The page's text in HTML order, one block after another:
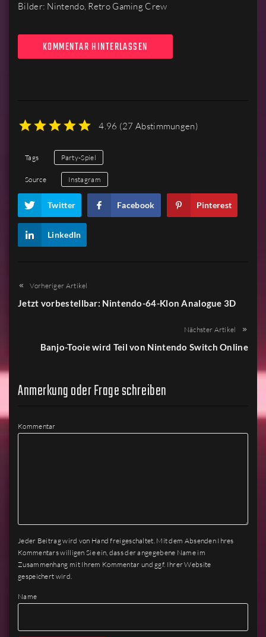
Bilder: Nintendo, Retro Gaming Crew
KOMMENTAR HINTERLASSEN
4.96 (27 Abstimmungen)
Tags Party-Spiel
Source Instagram
Twitter Facebook Pinterest
LinkedIn
Vorheriger Artikel
Jetzt vorbestellbar: Nintendo-64-Klon Analogue 3D
Nächster Artikel
Banjo-Tooie wird Teil von Nintendo Switch Online
Anmerkung oder Frage schreiben
Kommentar
Jeder Beitrag wird von Hand freigeschaltet. Mit dem Absenden Ihres
Kommentars willigen Sie ein, dass der angegebene Name im
Zusammenhang mit Ihrem Kommentar und ggf. Ihrer Website
gespeichert wird.
Name